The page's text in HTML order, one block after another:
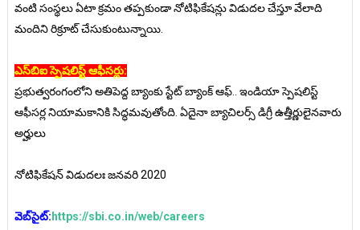
వంటి సంస్థలు ఏటా క్రమం తప్పకుండా నోటిఫికేషన్లు విడుదల చేస్తూ వేలాది
మందిని రిక్రూట్‌ చేసుకుంటున్నాయి.
ఎస్‌బిఐ స్పెషలిస్ట్‌ ఆఫీసర్లు:
ప్రభుత్వరంగంలోని అతిపెద్ద బ్యాంకు స్టేట్‌ బ్యాంక్‌ ఆఫ్‌.. ఇండియా స్పెషలిస్ట్‌
ఆఫీసర్ల నియామకానికి సిద్ధమవుతోంది. ఏదైనా బ్యాచిలర్స్‌ డిగ్రీ ఉత్తీర్ణులైనవారు
అర్హులు
నోటిఫికేషన్‌ విడుదలః జనవరి 2020
వెబ్‌సైట్‌: https://sbi.co.in/web/careers